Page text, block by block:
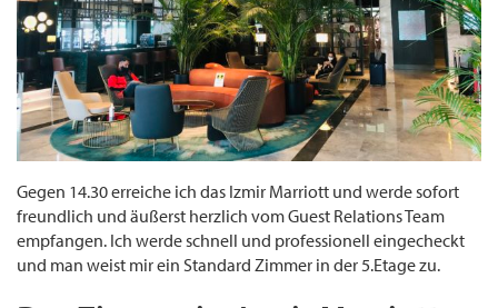
Gegen 14.30 erreiche ich das Izmir Marriott und werde sofort
freundlich und äußerst herzlich vom Guest Relations Team
empfangen. Ich werde schnell und professionell eingecheckt
und man weist mir ein Standard Zimmer in der 5.Etage zu.